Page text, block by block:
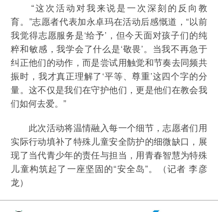
“这次活动对我来说是一次深刻的反向教
育。”志愿者代表加永卓玛在活动后感慨道，“以前
我觉得志愿服务是‘给予’，但今天面对孩子们的纯
粹和敏感，我学会了什么是‘敬畏’。当我不再急于
纠正他们的动作，而是尝试用触觉和节奏去同频共
振时，我才真正理解了‘平等、尊重’这四个字的分
量。这不仅是我们在守护他们，更是他们在教会我
们如何去爱。”
此次活动将温情融入每一个细节，志愿者们用
实际行动填补了特殊儿童安全防护的细微缺口，展
现了当代青少年的责任与担当，用青春智慧为特殊
儿童构筑起了一座坚固的“安全岛”。（记者 李彦
龙）